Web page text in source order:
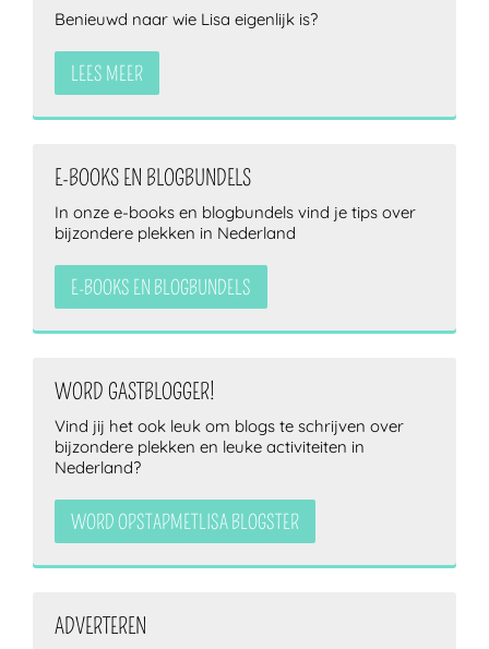
Benieuwd naar wie Lisa eigenlijk is?
LEES MEER
E-BOOKS EN BLOGBUNDELS
In onze e-books en blogbundels vind je tips over
bijzondere plekken in Nederland
E-BOOKS EN BLOGBUNDELS
WORD GASTBLOGGER!
Vind jij het ook leuk om blogs te schrijven over
bijzondere plekken en leuke activiteiten in
Nederland?
WORD OPSTAPMETLISA BLOGSTER
ADVERTEREN